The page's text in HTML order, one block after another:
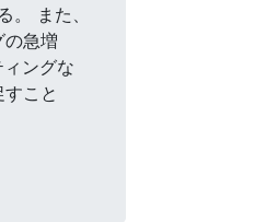
また、
急増
ングな
こと